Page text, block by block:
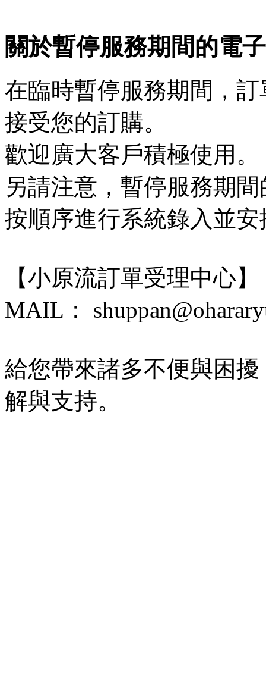
關於暫停服務期間的電
在臨時暫停服務期間，
接受您的訂購。
歡迎廣大客戶積極使用。
另請注意，暫停服務期
按順序進行系統錄入並
【小原流訂單受理中心】
MAIL：
給您帶來諸多不便與困
解與支持。